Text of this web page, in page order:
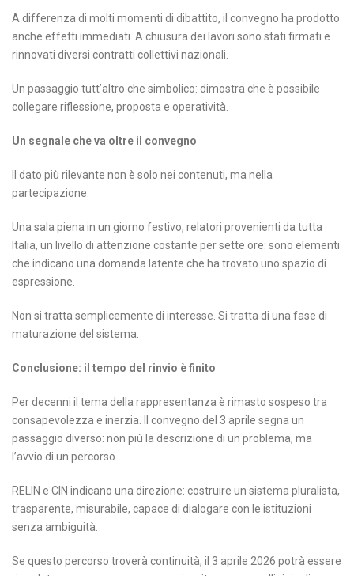
A differenza di molti momenti di dibattito, il convegno ha prodotto
anche effetti immediati. A chiusura dei lavori sono stati firmati e
rinnovati diversi contratti collettivi nazionali.
Un passaggio tutt’altro che simbolico: dimostra che è possibile
collegare riflessione, proposta e operatività.
Un segnale che va oltre il convegno
Il dato più rilevante non è solo nei contenuti, ma nella
partecipazione.
Una sala piena in un giorno festivo, relatori provenienti da tutta
Italia, un livello di attenzione costante per sette ore: sono elementi
che indicano una domanda latente che ha trovato uno spazio di
espressione.
Non si tratta semplicemente di interesse. Si tratta di una fase di
maturazione del sistema.
Conclusione: il tempo del rinvio è finito
Per decenni il tema della rappresentanza è rimasto sospeso tra
consapevolezza e inerzia. Il convegno del 3 aprile segna un
passaggio diverso: non più la descrizione di un problema, ma
l’avvio di un percorso.
RELIN e CIN indicano una direzione: costruire un sistema pluralista,
trasparente, misurabile, capace di dialogare con le istituzioni
senza ambiguità.
Se questo percorso troverà continuità, il 3 aprile 2026 potrà essere